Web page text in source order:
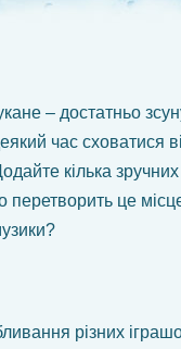
– достатньо
час сховатися
кілька
це
різних